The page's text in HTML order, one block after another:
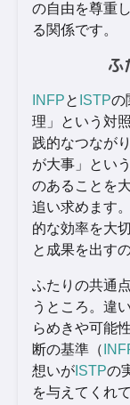
の自由を尊重
る関係です。
ふ
INFPと ISTPの
理」という対
践的なつなが
が大事」とい
のあることを
追い求めます。
的な効率を大
と成果を出す
ふたりの共通
うところ。違
らめきや可能性
断の基準（
想いが ISTPの
を与えてくれて